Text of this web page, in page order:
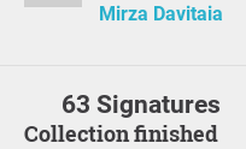
Mirza Davitaia
63 Signatures
Collection finished